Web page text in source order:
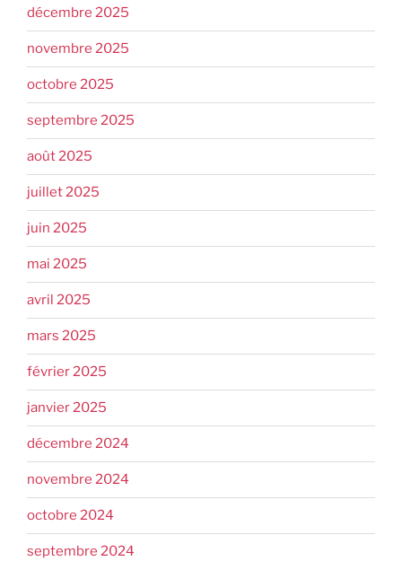
décembre 2025
novembre 2025
octobre 2025
septembre 2025
août 2025
juillet 2025
juin 2025
mai 2025
avril 2025
mars 2025
février 2025
janvier 2025
décembre 2024
novembre 2024
octobre 2024
septembre 2024